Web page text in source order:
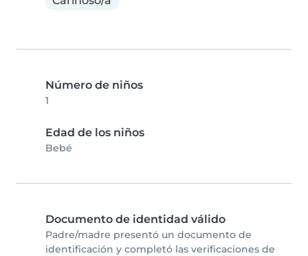
Número de niños
1
Edad de los niños
Bebé
Documento de identidad válido
Padre/madre presentó un documento de
identificación y completó las verificaciones de